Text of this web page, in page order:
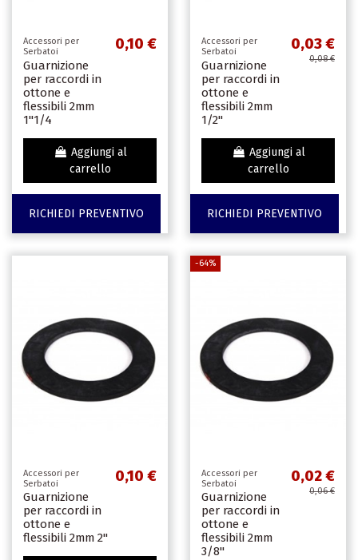
Accessori per
Serbatoi
Guarnizione
per raccordi in
ottone e
flessibili 2mm
1"1/4
0,10 €
Aggiungi al
carrello
RICHIEDI PREVENTIVO
Accessori per
Serbatoi
Guarnizione
per raccordi in
ottone e
flessibili 2mm
1/2"
0,03 €
0,08 €
Aggiungi al
carrello
RICHIEDI PREVENTIVO
Accessori per
Serbatoi
Guarnizione
per raccordi in
ottone e
flessibili 2mm 2"
0,10 €
-64%
Accessori per
Serbatoi
Guarnizione
per raccordi in
ottone e
flessibili 2mm
3/8"
0,02 €
0,06 €